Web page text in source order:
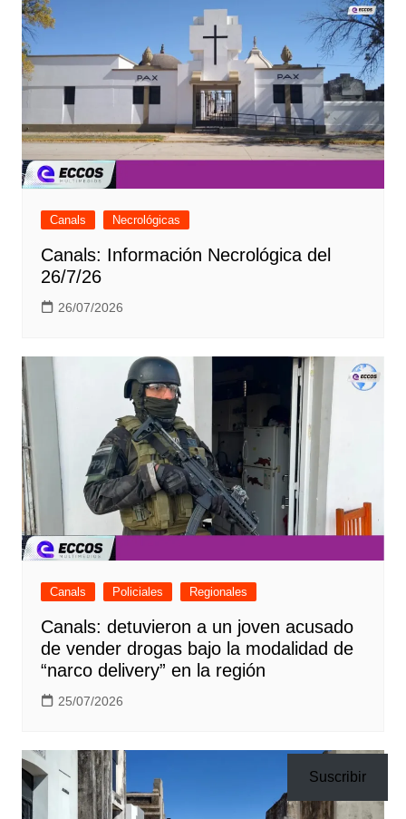
Canals Necrológicas
Canals: Información Necrológica del
26/7/26
26/07/2026
Canals Policiales Regionales
Canals: detuvieron a un joven acusado
de vender drogas bajo la modalidad de
“narco delivery” en la región
25/07/2026
Suscribir